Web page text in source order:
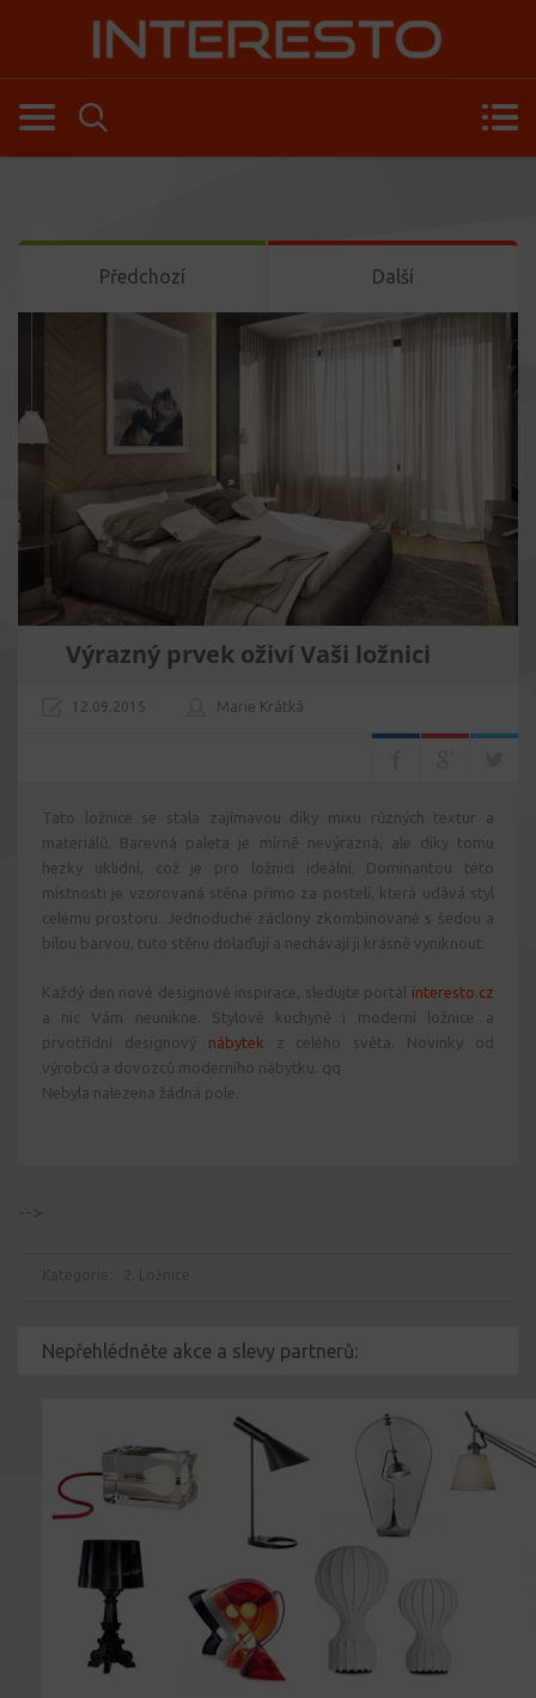
Předchozí Další
Výrazný prvek oživí Vaši ložnici
12.09.2015 Marie Krátká
Tato ložnice se stala zajímavou díky mixu různých textur a
materiálů. Barevná paleta je mírně nevýrazná, ale díky tomu
hezky uklidní, což je pro ložnici ideální. Dominantou této
místnosti je vzorovaná stěna přímo za postelí, která udává styl
celému prostoru. Jednoduché záclony zkombinované s šedou a
bílou barvou, tuto stěnu dolaďují a nechávají ji krásně vyniknout.
Každý den nové designové inspirace, sledujte portál interesto.cz
a nic Vám neunikne. Stylové kuchyně i moderní ložnice a
prvotřídní designový nábytek z celého světa. Novinky od
výrobců a dovozců moderního nábytku. qq
Nebyla nalezena žádná pole.
Nepřehlédněte akce a slevy partnerů: